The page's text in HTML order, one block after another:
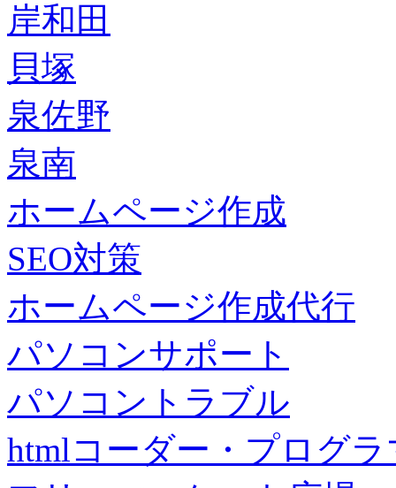
岸和田
貝塚
泉佐野
泉南
ホームページ作成
SEO対策
ホームページ作成代行
パソコンサポート
パソコントラブル
htmlコーダー・プログラ